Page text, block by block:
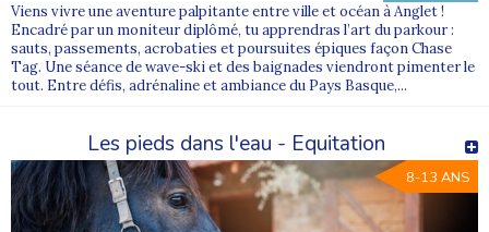
Viens vivre une aventure palpitante entre ville et océan à Anglet !
Encadré par un moniteur diplômé, tu apprendras l’art du parkour :
sauts, passements, acrobaties et poursuites épiques façon Chase
Tag. Une séance de wave-ski et des baignades viendront pimenter le
tout. Entre défis, adrénaline et ambiance du Pays Basque,...
Les pieds dans l'eau - Equitation
8-13 ANS